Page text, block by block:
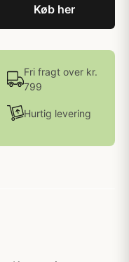
Køb her
Fri fragt over kr.
799
Hurtig levering